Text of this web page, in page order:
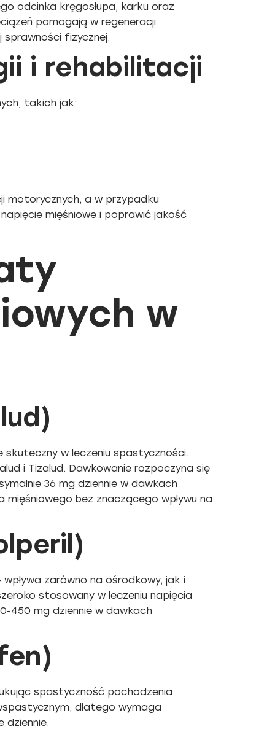
odcinka kręgosłupa, karku oraz
pomogają w regeneracji
sprawności fizycznej.
i rehabilitacji
takich jak:
motorycznych, a w przypadku
mięśniowe i poprawić jakość
w
skuteczny w leczeniu spastyczności.
i Tizalud. Dawkowanie rozpoczyna się
36 mg dziennie w dawkach
bez znaczącego wpływu na
zarówno na ośrodkowy, jak i
stosowany w leczeniu napięcia
450 mg dziennie w dawkach
spastyczność pochodzenia
dlatego wymaga